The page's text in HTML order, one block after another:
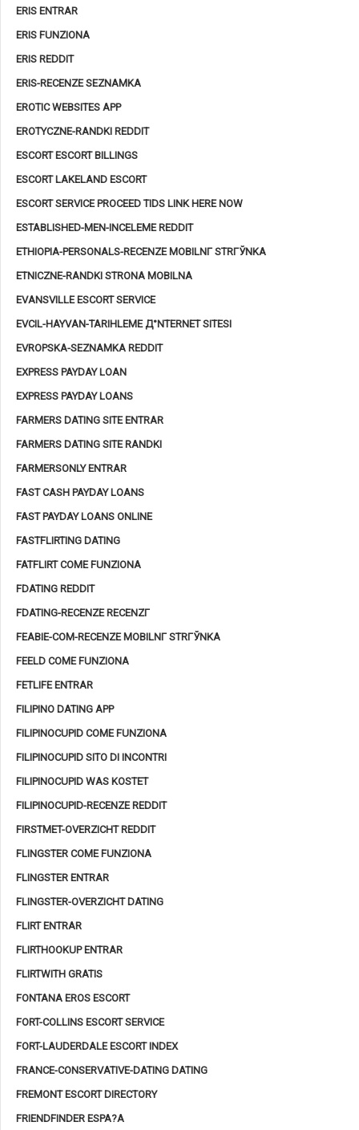
ERIS ENTRAR
ERIS FUNZIONA
ERIS REDDIT
ERIS-RECENZE SEZNAMKA
EROTIC WEBSITES APP
EROTYCZNE-RANDKI REDDIT
ESCORT ESCORT BILLINGS
ESCORT LAKELAND ESCORT
ESCORT SERVICE PROCEED TIDS LINK HERE NOW
ESTABLISHED-MEN-INCELEME REDDIT
ETHIOPIA-PERSONALS-RECENZE MOBILNГ­ STRГЎNKA
ETNICZNE-RANDKI STRONA MOBILNA
EVANSVILLE ESCORT SERVICE
EVCIL-HAYVAN-TARIHLEME Д°NTERNET SITESI
EVROPSKA-SEZNAMKA REDDIT
EXPRESS PAYDAY LOAN
EXPRESS PAYDAY LOANS
FARMERS DATING SITE ENTRAR
FARMERS DATING SITE RANDKI
FARMERSONLY ENTRAR
FAST CASH PAYDAY LOANS
FAST PAYDAY LOANS ONLINE
FASTFLIRTING DATING
FATFLIRT COME FUNZIONA
FDATING REDDIT
FDATING-RECENZE RECENZГ­
FEABIE-COM-RECENZE MOBILNГ­ STRГЎNKA
FEELD COME FUNZIONA
FETLIFE ENTRAR
FILIPINO DATING APP
FILIPINOCUPID COME FUNZIONA
FILIPINOCUPID SITO DI INCONTRI
FILIPINOCUPID WAS KOSTET
FILIPINOCUPID-RECENZE REDDIT
FIRSTMET-OVERZICHT REDDIT
FLINGSTER COME FUNZIONA
FLINGSTER ENTRAR
FLINGSTER-OVERZICHT DATING
FLIRT ENTRAR
FLIRTHOOKUP ENTRAR
FLIRTWITH GRATIS
FONTANA EROS ESCORT
FORT-COLLINS ESCORT SERVICE
FORT-LAUDERDALE ESCORT INDEX
FRANCE-CONSERVATIVE-DATING DATING
FREMONT ESCORT DIRECTORY
FRIENDFINDER ESPA?A